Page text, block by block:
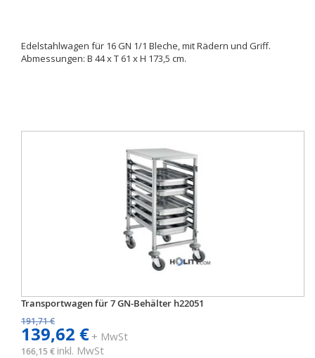
Edelstahlwagen für 16 GN 1/1 Bleche, mit Rädern und Griff.
Abmessungen: B 44 x T 61 x H 173,5 cm.
Transportwagen für 7 GN-Behälter h22051
191,71 €
139,62 €+ MwSt
166,15 € inkl. MwSt